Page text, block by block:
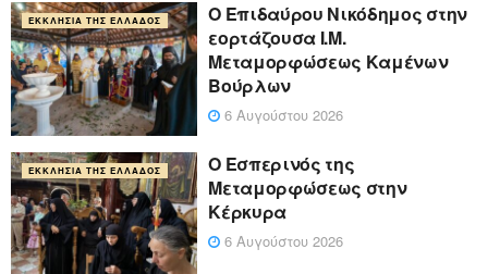
ΕΚΚΛΗΣΊΑ ΤΗΣ ΕΛΛΆΔΟΣ
Ο Επιδαύρου Νικόδημος στην
εορτάζουσα Ι.Μ.
Μεταμορφώσεως Καμένων
Βούρλων
6 Αυγούστου 2026
ΕΚΚΛΗΣΊΑ ΤΗΣ ΕΛΛΆΔΟΣ
Ο Εσπερινός της
Μεταμορφώσεως στην
Κέρκυρα
6 Αυγούστου 2026